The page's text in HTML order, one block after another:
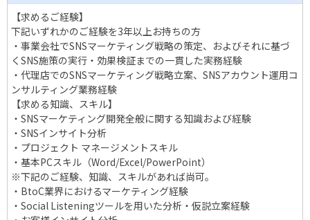
【求めるご経験】
下記いずれかのご経験を3年以上お持ちの方
・事業会社でSNSマーケティング戦略の策定、およびそれに基づ
くSNS施策の実行・効果検証までの一貫した実務経験
・代理店でのSNSマーケティング戦略立案、SNSアカウント運用コ
ンサルティング業務経験
【求める知識、スキル】
・SNSマーケティング開発全般に関する知識および経験
・SNSインサイト分析
・プロジェクト マネージメントスキル
・基本PCスキル（Word/Excel/PowerPoint）
※下記のご経験、知識、スキルがあれば尚可。
・BtoC業界におけるマーケティング経験
・Social Listeningツールを用いた分析・仮説立案経験